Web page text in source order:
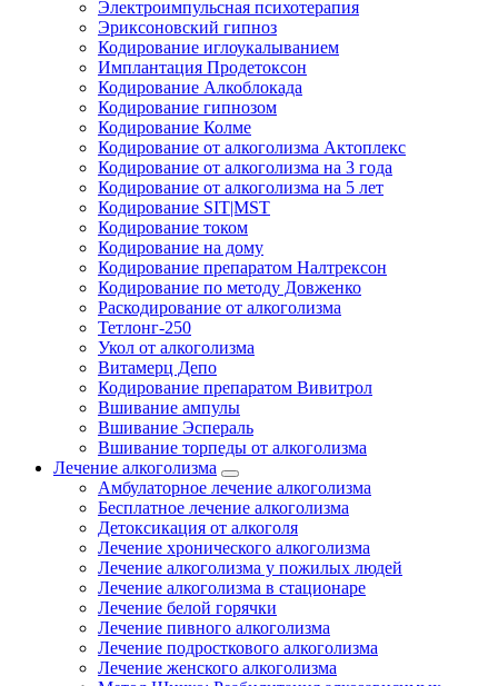
Электроимпульсная психотерапия
Эриксоновский гипноз
Кодирование иглоукалыванием
Имплантация Продетоксон
Кодирование Алкоблокада
Кодирование гипнозом
Кодирование Колме
Кодирование от алкоголизма Актоплекс
Кодирование от алкоголизма на 3 года
Кодирование от алкоголизма на 5 лет
Кодирование SIT|MST
Кодирование током
Кодирование на дому
Кодирование препаратом Налтрексон
Кодирование по методу Довженко
Раскодирование от алкоголизма
Тетлонг-250
Укол от алкоголизма
Витамерц Депо
Кодирование препаратом Вивитрол
Вшивание ампулы
Вшивание Эспераль
Вшивание торпеды от алкоголизма
Лечение алкоголизма
Амбулаторное лечение алкоголизма
Бесплатное лечение алкоголизма
Детоксикация от алкоголя
Лечение хронического алкоголизма
Лечение алкоголизма у пожилых людей
Лечение алкоголизма в стационаре
Лечение белой горячки
Лечение пивного алкоголизма
Лечение подросткового алкоголизма
Лечение женского алкоголизма